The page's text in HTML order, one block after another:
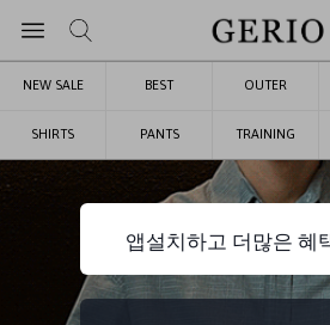
NEW SALE BEST OUTER
SHIRTS PANTS TRAINING
앱설치하고 더많은 혜